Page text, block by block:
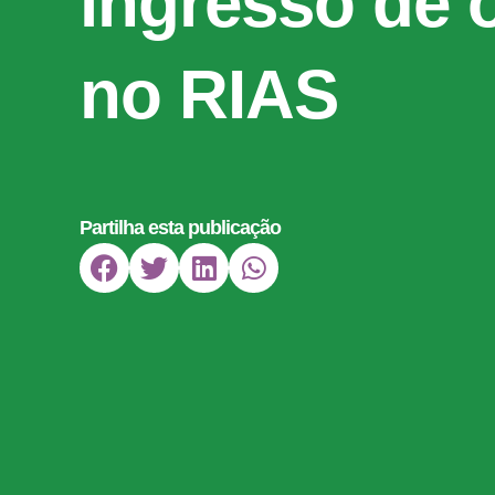
no RIAS
Partilha esta publicação